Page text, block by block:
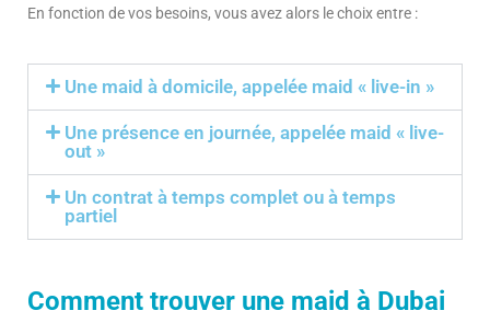
En fonction de vos besoins, vous avez alors le choix entre :
Une maid à domicile, appelée maid « live-in »
Une présence en journée, appelée maid « live-
out »
Un contrat à temps complet ou à temps
partiel
Comment trouver une maid à Dubai